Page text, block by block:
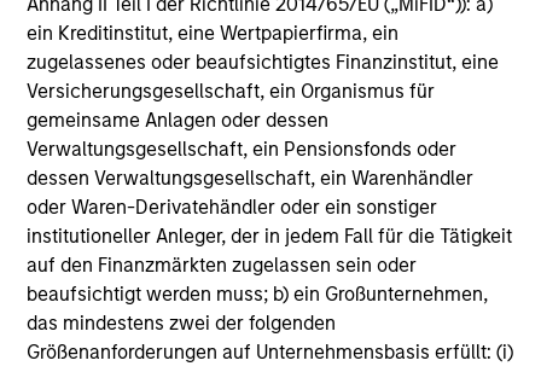
ein Kreditinstitut, eine Wertpapierfirma, ein
zugelassenes oder beaufsichtigtes Finanzinstitut, eine
Versicherungsgesellschaft, ein Organismus für
gemeinsame Anlagen oder dessen
Verwaltungsgesellschaft, ein Pensionsfonds oder
dessen Verwaltungsgesellschaft, ein Warenhändler
oder Waren-Derivatehändler oder ein sonstiger
institutioneller Anleger, der in jedem Fall für die Tätigkeit
auf den Finanzmärkten zugelassen sein oder
beaufsichtigt werden muss; b) ein Großunternehmen,
das mindestens zwei der folgenden
Größenanforderungen auf Unternehmensbasis erfüllt: (i)
Gesamtrendite
Beim genannten Betrag excl. AA wird davon
ausgegangen, dass alle Ausschüttungen reinvestiert und
die Kosten auf Fondsebene abgezogen wurden. Dazu
gehören die Kosten des Managements, der
Verwahrstelle/Depotbank und der Verwaltung sowie der
für den Anleger maximal anfallende Ausgabeaufschlag,
der gegebenenfalls vor einer Investition vom
Anlagebetrag abgezogen wird.
Vollständige Informationen über Gebühren und
Ausgabeaufschläge finden Sie im aktuellen
Verkaufsprospekt des Fonds und in den für die